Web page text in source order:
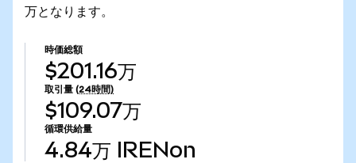
万となります。
時価総額
$201.16万
取引量 (24時間)
$109.07万
循環供給量
4.84万 IRENon